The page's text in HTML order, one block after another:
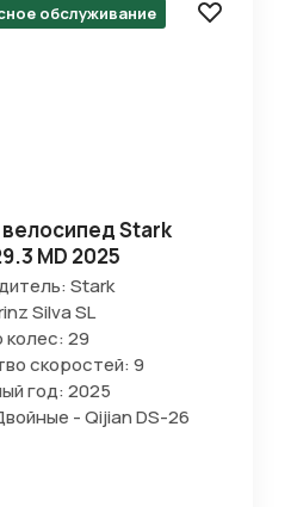
обслуживание
Stark
MD 2025
Stark
Silva SL
29
скоростей: 9
год: 2025
- Qijian DS-26